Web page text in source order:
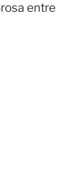
entre